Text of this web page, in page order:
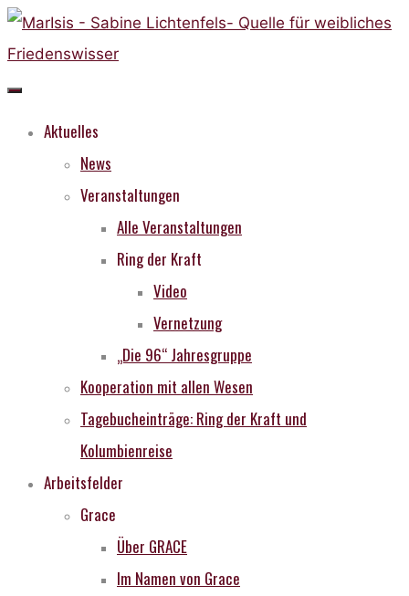
Skip
to
content
Aktuelles
News
Veranstaltungen
Alle Veranstaltungen
Ring der Kraft
Video
Vernetzung
„Die 96“ Jahresgruppe
Kooperation mit allen Wesen
Tagebucheinträge: Ring der Kraft und
Kolumbienreise
Arbeitsfelder
Grace
Über GRACE
Im Namen von Grace